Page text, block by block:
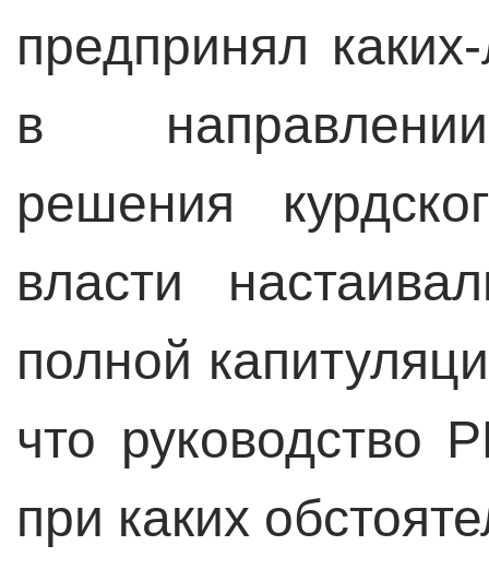
предпринял
в направлении
решения
власти
полной
что руководство
при каких